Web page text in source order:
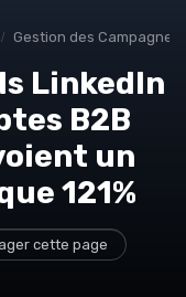
Gestion des
LinkedIn
B2B
un
121%
cette page